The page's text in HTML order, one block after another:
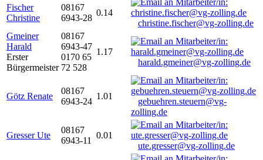
Fischer
Christine
08167
6943-28
0.14
christine.fischer@vg-zolling.de
Gmeiner
Harald
Erster
Bürgermeister
08167
6943-47
0170 65
72 528
1.17
harald.gmeiner@vg-zolling.de
Götz Renate
08167
6943-24
1.01
gebuehren.steuern@vg-
zolling.de
Gresser Ute
08167
6943-11
0.01
ute.gresser@vg-zolling.de